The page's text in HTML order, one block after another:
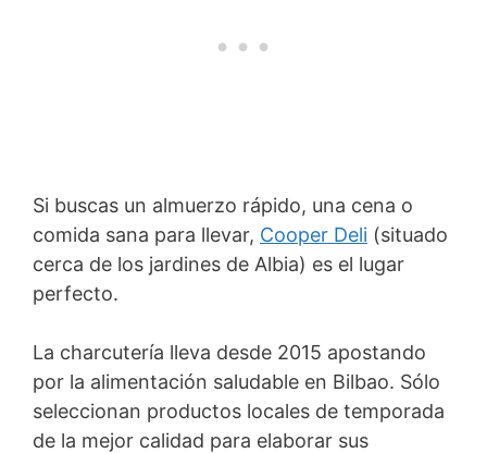
Si buscas un almuerzo rápido, una cena o
comida sana para llevar, Cooper Deli (situado
cerca de los jardines de Albia) es el lugar
perfecto.
La charcutería lleva desde 2015 apostando
por la alimentación saludable en Bilbao. Sólo
seleccionan productos locales de temporada
de la mejor calidad para elaborar sus